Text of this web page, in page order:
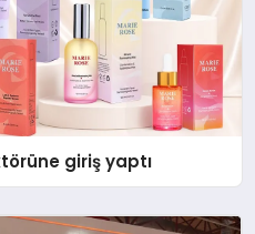
giriş yaptı